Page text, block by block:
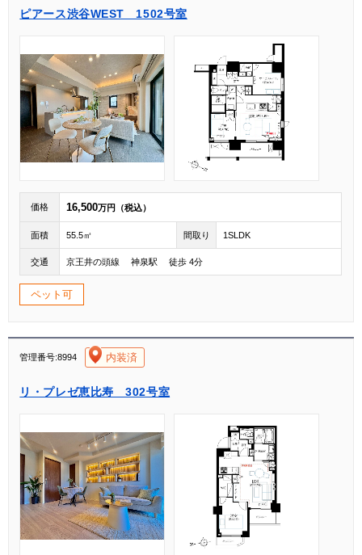
ピアース渋谷WEST 1502号室
価格 16,500万円（税込）
面積 55.5㎡ 間取り 1SLDK
交通 京王井の頭線 神泉駅 徒歩 4分
ペット可
管理番号:8994 内装済
リ・プレゼ恵比寿 302号室
[004]